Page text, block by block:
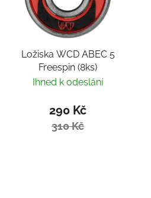
Ložiska WCD ABEC 5
Freespin (8ks)
Ihned k odeslání
290 Kč
310 Kč